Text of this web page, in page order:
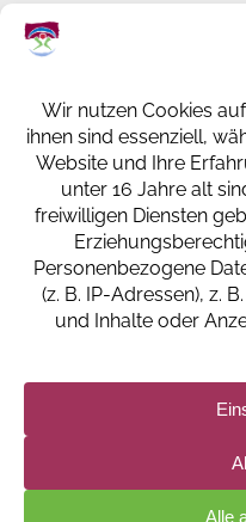
66386 ST.
+49 (0)
IMPRESSUM
DATENSCHUTZERKLÄRUNG UND -